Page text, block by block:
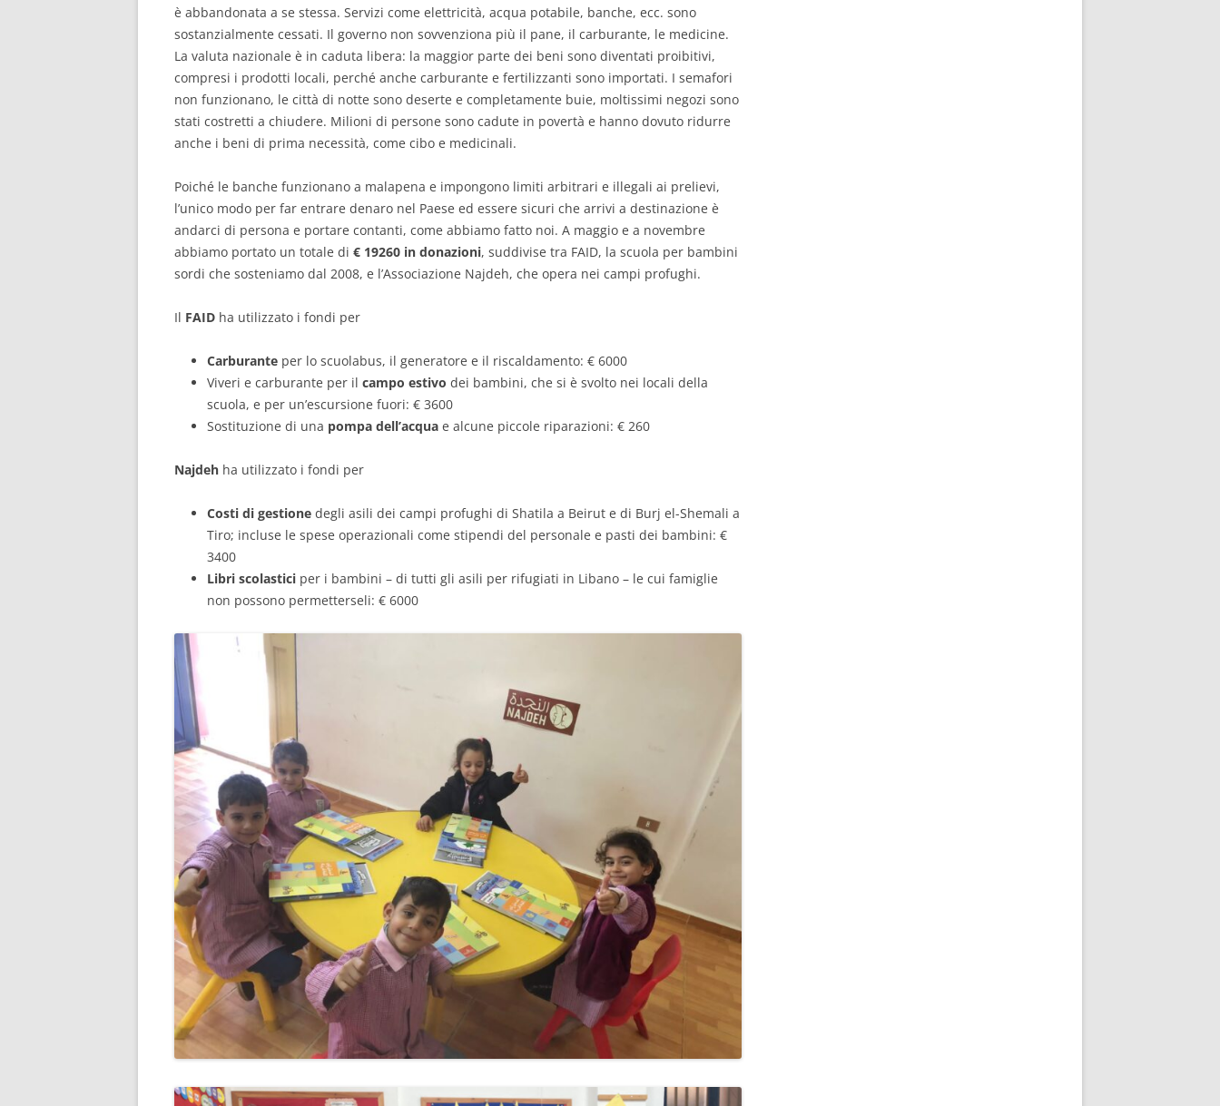
è abbandonata a se stessa. Servizi come elettricità, acqua potabile, banche, ecc. sono
sostanzialmente cessati. Il governo non sovvenziona più il pane, il carburante, le medicine.
La valuta nazionale è in caduta libera: la maggior parte dei beni sono diventati proibitivi,
compresi i prodotti locali, perché anche carburante e fertilizzanti sono importati. I semafori
non funzionano, le città di notte sono deserte e completamente buie, moltissimi negozi sono
stati costretti a chiudere. Milioni di persone sono cadute in povertà e hanno dovuto ridurre
anche i beni di prima necessità, come cibo e medicinali.
Poiché le banche funzionano a malapena e impongono limiti arbitrari e illegali ai prelievi,
l’unico modo per far entrare denaro nel Paese ed essere sicuri che arrivi a destinazione è
andarci di persona e portare contanti, come abbiamo fatto noi. A maggio e a novembre
abbiamo portato un totale di € 19260 in donazioni, suddivise tra FAID, la scuola per bambini
sordi che sosteniamo dal 2008, e l’Associazione Najdeh, che opera nei campi profughi.
Il FAID ha utilizzato i fondi per
Carburante per lo scuolabus, il generatore e il riscaldamento: € 6000
Viveri e carburante per il campo estivo dei bambini, che si è svolto nei locali della
scuola, e per un’escursione fuori: € 3600
Sostituzione di una pompa dell’acqua e alcune piccole riparazioni: € 260
Najdeh ha utilizzato i fondi per
Costi di gestione degli asili dei campi profughi di Shatila a Beirut e di Burj el-Shemali a
Tiro; incluse le spese operazionali come stipendi del personale e pasti dei bambini: €
3400
Libri scolastici per i bambini – di tutti gli asili per rifugiati in Libano – le cui famiglie
non possono permetterseli: € 6000